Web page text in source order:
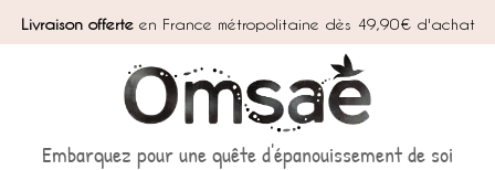
Livraison offerteen France métropolitaine dès 49,90€ d'achat
Embarquez pour une quête d'épanouissement de soi